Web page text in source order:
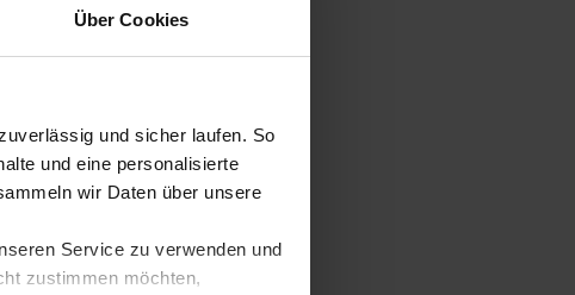
Über Cookies
und sicher laufen. So
und eine personalisierte
wir Daten über unsere
Service zu verwenden und
zustimmen möchten,